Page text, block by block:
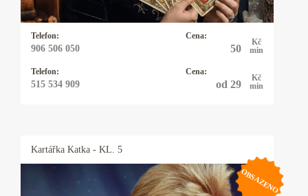
Telefon:
906 506 050
Cena:
50
Kč
min
Telefon:
515 534 909
Cena:
od 29
Kč
min
vcelku slušně i francouzsky, řeknu vám to, co
mi karty ukazují a moc se s tím nemažu.
Kartářka Katka - KL. 5
OBSAZENO